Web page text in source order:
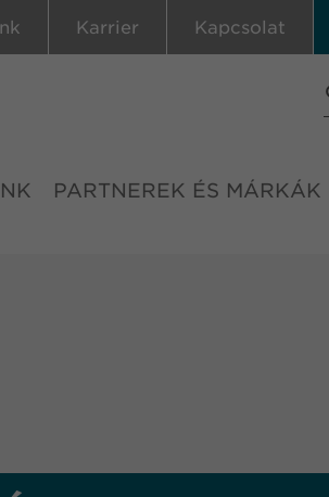
Karrier Kapcsolat
PARTNEREK ÉS MÁRKÁK